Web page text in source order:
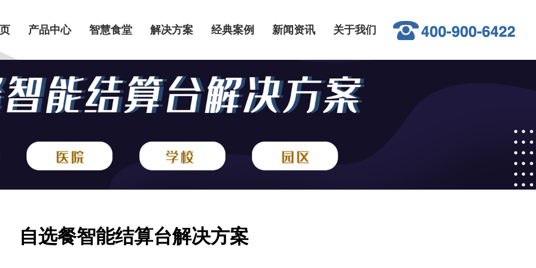
产品中心 智慧食堂 解决方案 经典案例 新闻资讯 关于我们
自选餐智能结算台解决方案